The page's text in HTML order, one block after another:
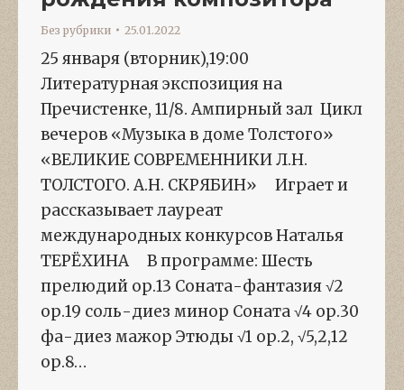
Без рубрики 25.01.2022
25 января (вторник),19:00
Литературная экспозиция на
Пречистенке, 11/8. Ампирный зал Цикл
вечеров «Музыка в доме Толстого»
«ВЕЛИКИЕ СОВРЕМЕННИКИ Л.Н.
ТОЛСТОГО. А.Н. СКРЯБИН» Играет и
рассказывает лауреат
международных конкурсов Наталья
ТЕРЁХИНА В программе: Шесть
прелюдий ор.13 Соната-фантазия √2
ор.19 соль-диез минор Соната √4 ор.30
фа-диез мажор Этюды √1 ор.2, √5,2,12
ор.8…